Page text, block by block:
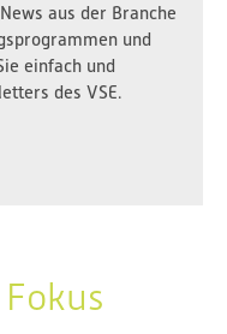
aus der Branche
und
einfach und
des VSE.